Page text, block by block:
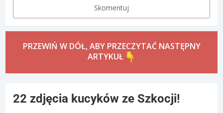
Skomentuj
PRZEWIŃ W DÓŁ, ABY PRZECZYTAĆ NASTĘPNY
ARTYKUŁ
22 zdjęcia kucyków ze Szkocji!